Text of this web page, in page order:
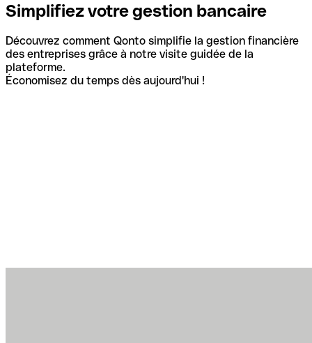
Simplifiez votre gestion bancaire
Découvrez comment Qonto simplifie la gestion financière
des entreprises grâce à notre visite guidée de la
plateforme.
Économisez du temps dès aujourd'hui !